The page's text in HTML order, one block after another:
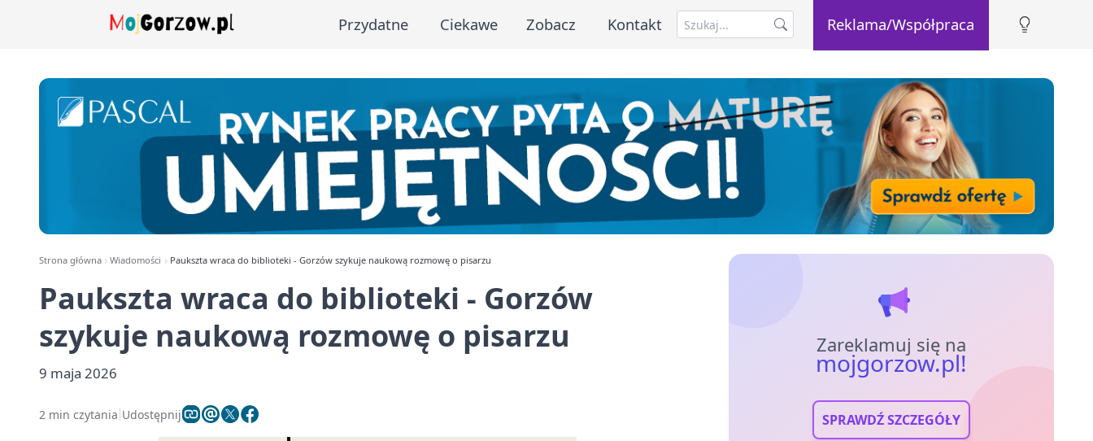
Przydatne Ciekawe Zobacz Kontakt Reklama/Współpraca
Strona główna Wiadomości Paukszta wraca do biblioteki - Gorzów szykuje naukową rozmowę o pisarzu
Paukszta wraca do biblioteki - Gorzów
szykuje naukową rozmowę o pisarzu
9 maja 2026
2 min czytania Udostępnij
Zareklamuj się na
mojgorzow.pl!
SPRAWDŹ SZCZEGÓŁY